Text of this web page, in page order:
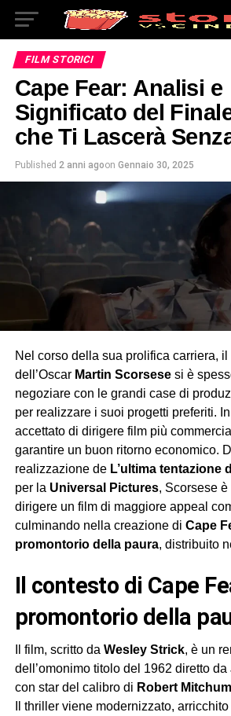
FILM STORICI
Cape Fear: Analisi e
Significato del
che Ti Lascerà
Published 2 anni agoon Gennaio 30, 2025
Nel corso della sua prolifica carriera,
dell’Oscar Martin Scorsesesi è
negoziare con le grandi case di
per realizzare i suoi progetti preferiti.
accettato di dirigere film più
garantire un buon ritorno economico.
realizzazione de L’ultima tentazione
per la Universal Pictures, Scorsese
dirigere un film di maggiore appeal
culminando nella creazione di Cape
promontorio della paura, distribuito
Il contesto di Cape
promontorio della
Il film, scritto da Wesley Strick, è un
dell’omonimo titolo del 1962 diretto da
con star del calibro di Robert Mitchum
Il thriller viene modernizzato,